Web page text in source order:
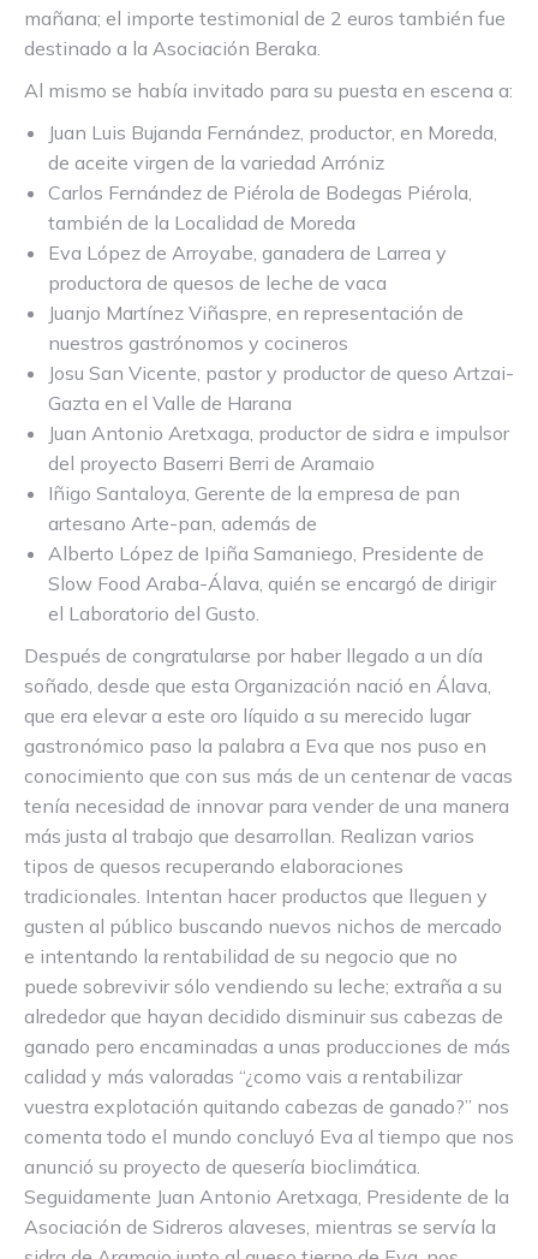
mañana; el importe testimonial de 2 euros también fue
destinado a la Asociación Beraka.
Al mismo se había invitado para su puesta en escena a:
Juan Luis Bujanda Fernández, productor, en Moreda,
de aceite virgen de la variedad Arróniz
Carlos Fernández de Piérola de Bodegas Piérola,
también de la Localidad de Moreda
Eva López de Arroyabe, ganadera de Larrea y
productora de quesos de leche de vaca
Juanjo Martínez Viñaspre, en representación de
nuestros gastrónomos y cocineros
Josu San Vicente, pastor y productor de queso Artzai-
Gazta en el Valle de Harana
Juan Antonio Aretxaga, productor de sidra e impulsor
del proyecto Baserri Berri de Aramaio
Iñigo Santaloya, Gerente de la empresa de pan
artesano Arte-pan, además de
Alberto López de Ipiña Samaniego, Presidente de
Slow Food Araba-Álava, quién se encargó de dirigir
el Laboratorio del Gusto.
Después de congratularse por haber llegado a un día
soñado, desde que esta Organización nació en Álava,
que era elevar a este oro líquido a su merecido lugar
gastronómico paso la palabra a Eva que nos puso en
conocimiento que con sus más de un centenar de vacas
tenía necesidad de innovar para vender de una manera
más justa al trabajo que desarrollan. Realizan varios
tipos de quesos recuperando elaboraciones
tradicionales. Intentan hacer productos que lleguen y
gusten al público buscando nuevos nichos de mercado
e intentando la rentabilidad de su negocio que no
puede sobrevivir sólo vendiendo su leche; extraña a su
alrededor que hayan decidido disminuir sus cabezas de
ganado pero encaminadas a unas producciones de más
calidad y más valoradas “¿como vais a rentabilizar
vuestra explotación quitando cabezas de ganado?” nos
comenta todo el mundo concluyó Eva al tiempo que nos
anunció su proyecto de quesería bioclimática.
Seguidamente Juan Antonio Aretxaga, Presidente de la
Asociación de Sidreros alaveses, mientras se servía la